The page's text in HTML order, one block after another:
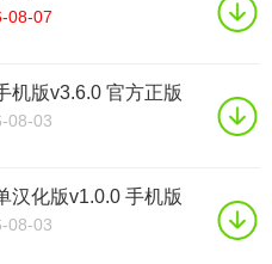
08-07
机版v3.6.0 官方正版
08-03
汉化版v1.0.0 手机版
08-03